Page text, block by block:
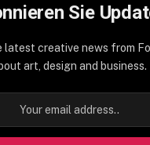
Sie
latest creative news from
art, design and business.